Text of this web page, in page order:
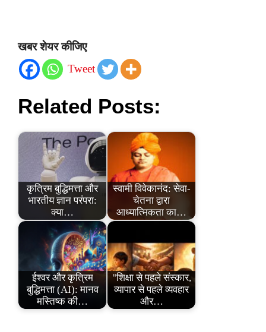
खबर शेयर कीजिए
Tweet
Related Posts:
कृत्रिम बुद्धिमत्ता और
भारतीय ज्ञान परंपरा:
क्या…
स्वामी विवेकानंद: सेवा-
चेतना द्वारा
आध्यात्मिकता का…
ईश्वर और कृत्रिम
बुद्धिमत्ता (AI): मानव
मस्तिष्क की…
"शिक्षा से पहले संस्कार,
व्यापार से पहले व्यवहार
और…